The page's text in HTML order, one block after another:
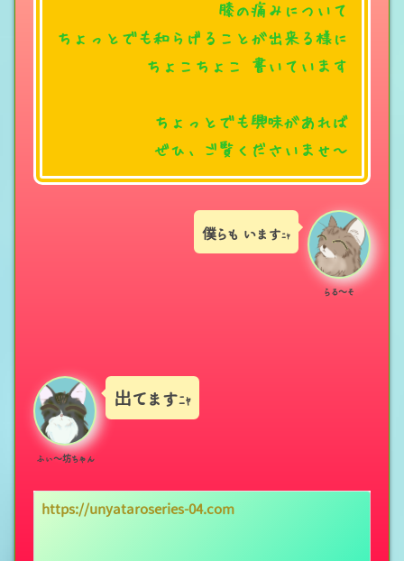
膝の痛みについて
ちょっとでも和らげることが出来る様に
ちょこちょこ
書いています
ちょっとでも興味があれば
ぜひ、ご覧くださいませ～
らる～そ
僕らも います ﾆｬ
ふぃ～坊ちゃん
出てますﾆｬ
https://unyataroseries-04.com